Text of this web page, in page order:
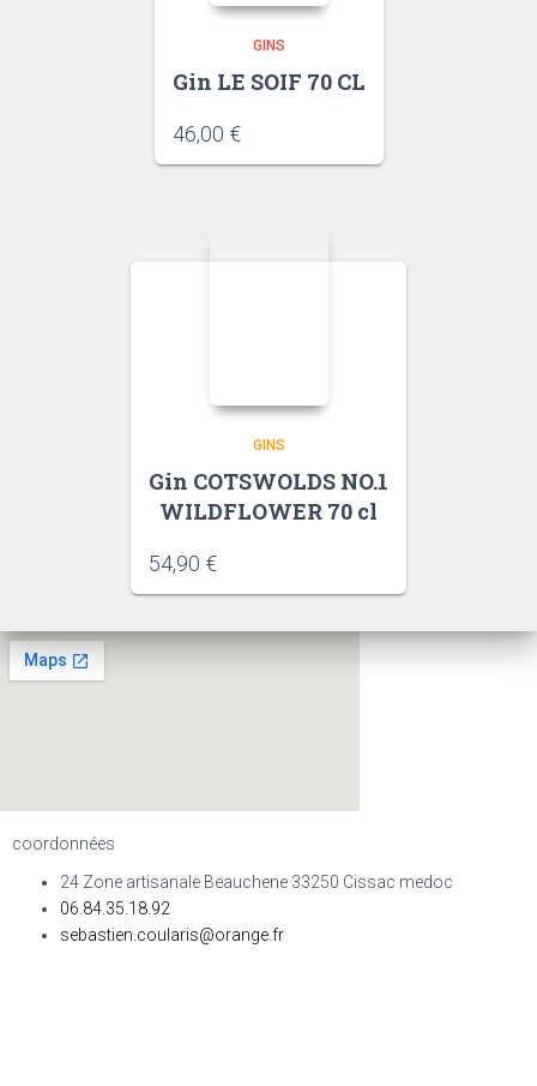
GINS
Gin LE SOIF 70 CL
46,00 €
GINS
Gin COTSWOLDS NO.1
WILDFLOWER 70 cl
54,90 €
coordonnées
24 Zone artisanale Beauchene 33250 Cissac medoc
06.84.35.18.92
sebastien.coularis@orange.fr